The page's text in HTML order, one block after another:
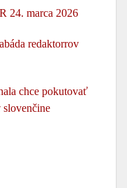
24. marca 2026
redaktorrov
chce pokutovať
slovenčine